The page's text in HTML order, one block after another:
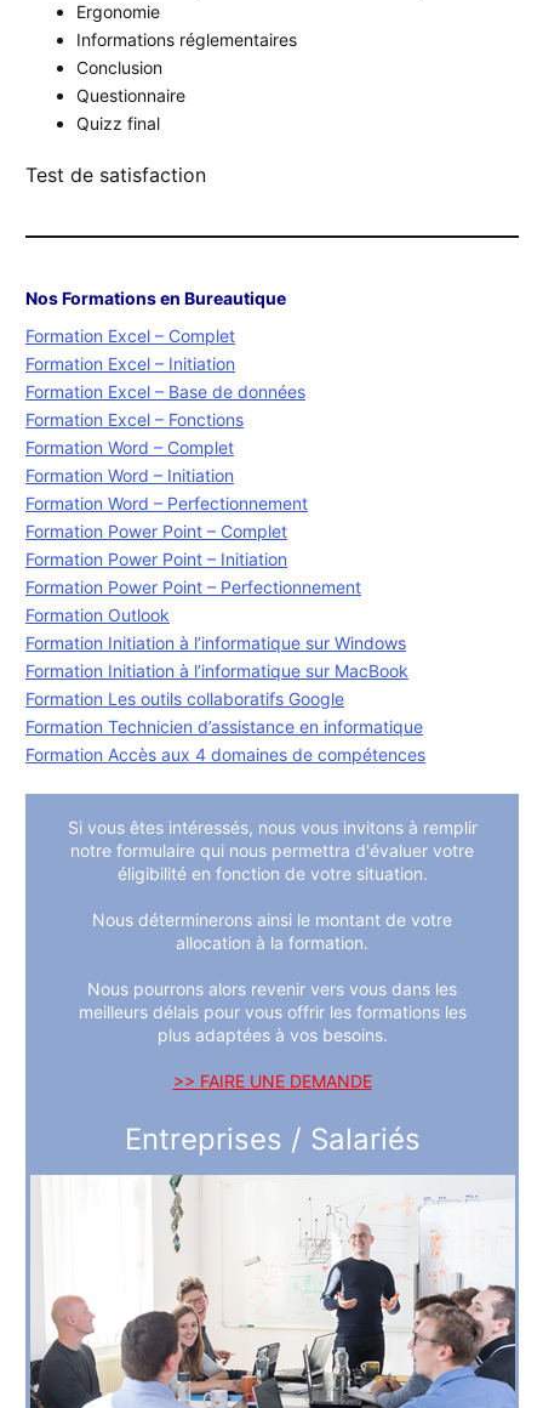
Ergonomie
Informations réglementaires
Conclusion
Questionnaire
Quizz final
Test de satisfaction
Nos Formations en Bureautique
Formation Excel – Complet
Formation Excel – Initiation
Formation Excel – Base de données
Formation Excel – Fonctions
Formation Word – Complet
Formation Word – Initiation
Formation Word – Perfectionnement
Formation Power Point – Complet
Formation Power Point – Initiation
Formation Power Point – Perfectionnement
Formation Outlook
Formation Initiation à l’informatique sur Windows
Formation Initiation à l’informatique sur MacBook
Formation Les outils collaboratifs Google
Formation Technicien d’assistance en informatique
Formation Accès aux 4 domaines de compétences
Si vous êtes intéressés, nous vous invitons à remplir
notre formulaire qui nous permettra d'évaluer votre
éligibilité en fonction de votre situation.
Nous déterminerons ainsi le montant de votre
allocation à la formation.
Nous pourrons alors revenir vers vous dans les
meilleurs délais pour vous offrir les formations les
plus adaptées à vos besoins.
>> FAIRE UNE DEMANDE
Entreprises / Salariés